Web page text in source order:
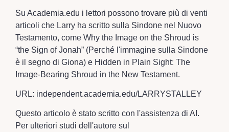
Su Academia.edu i lettori possono trovare più di venti
articoli che Larry ha scritto sulla Sindone nel Nuovo
Testamento, come Why the Image on the Shroud is
“the Sign of Jonah” (Perché l'immagine sulla Sindone
è il segno di Giona) e Hidden in Plain Sight: The
Image-Bearing Shroud in the New Testament.
URL: independent.academia.edu/LARRYSTALLEY
Questo articolo è stato scritto con l'assistenza di AI.
Per ulteriori studi dell'autore sul